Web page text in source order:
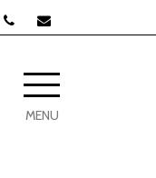
MENU